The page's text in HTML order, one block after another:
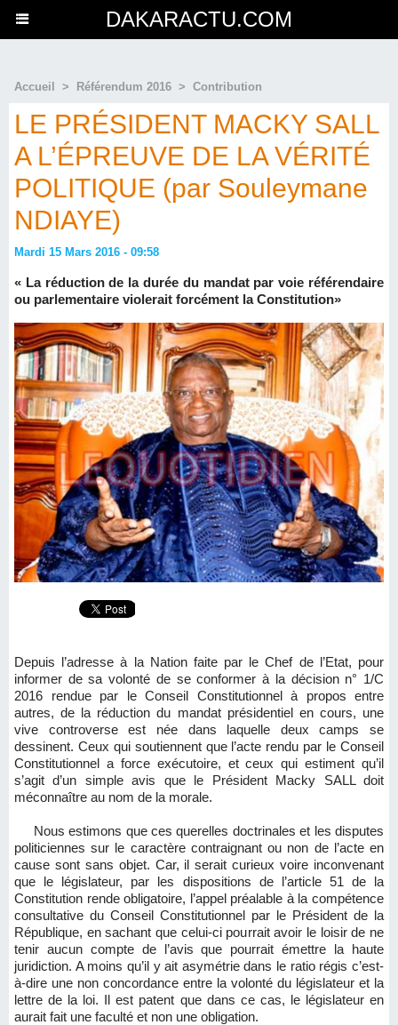
DAKARACTU.COM
Accueil > Référendum 2016 > Contribution
LE PRÉSIDENT MACKY SALL
A L’ÉPREUVE DE LA VÉRITÉ
POLITIQUE (par Souleymane
NDIAYE)
Mardi 15 Mars 2016 - 09:58
« La réduction de la durée du mandat par voie référendaire
ou parlementaire violerait forcément la Constitution»
Depuis l’adresse à la Nation faite par le Chef de l’Etat, pour
informer de sa volonté de se conformer à la décision n° 1/C
2016 rendue par le Conseil Constitutionnel à propos entre
autres, de la réduction du mandat présidentiel en cours, une
vive controverse est née dans laquelle deux camps se
dessinent. Ceux qui soutiennent que l’acte rendu par le Conseil
Constitutionnel a force exécutoire, et ceux qui estiment qu’il
s’agit d’un simple avis que le Président Macky SALL doit
méconnaître au nom de la morale.
Nous estimons que ces querelles doctrinales et les disputes
politiciennes sur le caractère contraignant ou non de l’acte en
cause sont sans objet. Car, il serait curieux voire inconvenant
que le législateur, par les dispositions de l’article 51 de la
Constitution rende obligatoire, l’appel préalable à la compétence
consultative du Conseil Constitutionnel par le Président de la
République, en sachant que celui-ci pourrait avoir le loisir de ne
tenir aucun compte de l’avis que pourrait émettre la haute
juridiction. A moins qu’il y ait asymétrie dans le ratio régis c’est-
à-dire une non concordance entre la volonté du législateur et la
lettre de la loi. Il est patent que dans ce cas, le législateur en
aurait fait une faculté et non une obligation.